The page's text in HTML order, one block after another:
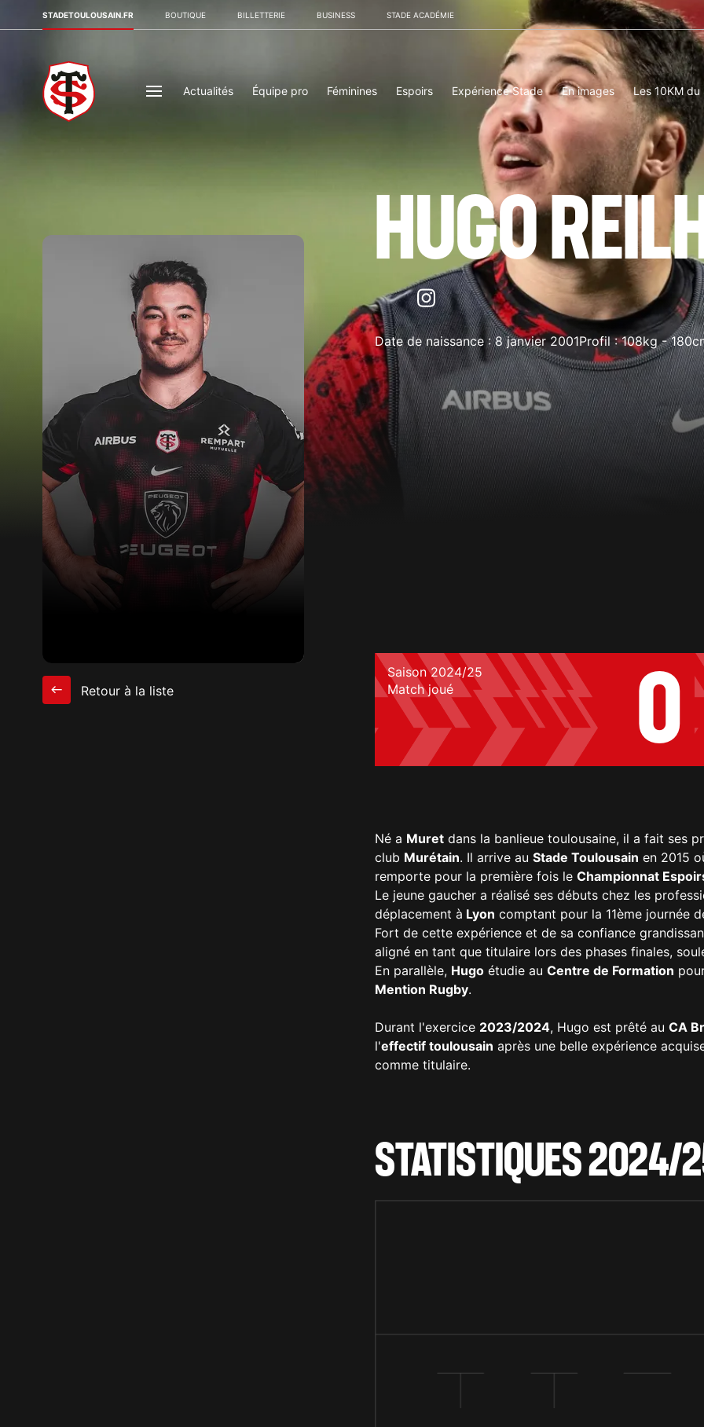
STADETOULOUSAIN.FR BOUTIQUE BILLETTERIE BUSINESS STADE ACADÉMIE
Actualités Équipe pro Féminines Espoirs Expérience Stade En images Les 10KM du
HUGO
Date de naissance :8 janvier 2001Profil :108kg -
Retour à la liste
Saison 2024/25
Match joué
0
Né a Muretdans la banlieue toulousaine, il a fait ses
club Murétain. Il arrive au Stade Toulousain en 2015
remporte pour la première fois le Championnat
Le jeune gaucher a réalisé ses débuts chez les
déplacement à Lyon comptant pour la 11ème journée
Fort de cette expérience et de sa confiance
aligné en tant que titulaire lors des phases finales,
En parallèle, Hugoétudie au Centre de Formation
Mention Rugby.
Durant l'exercice 2023/2024, Hugo est prêté au CA
l'effectif toulousain après une belle expérience
comme titulaire.
STATISTIQUES 2024/